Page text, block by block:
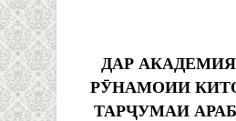
ДАР
РӮНАМОИИ
ТАРҶУМАИ